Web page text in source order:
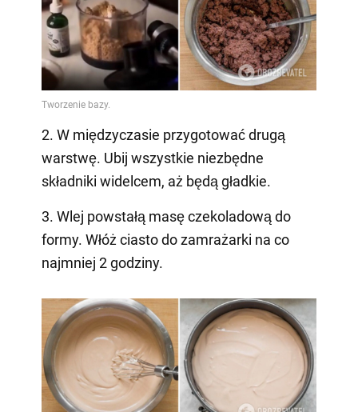
2. W międzyczasie przygotować drugą
warstwę. Ubij wszystkie niezbędne
składniki widelcem, aż będą gładkie.
3. Wlej powstałą masę czekoladową do
formy. Włóż ciasto do zamrażarki na co
najmniej 2 godziny.